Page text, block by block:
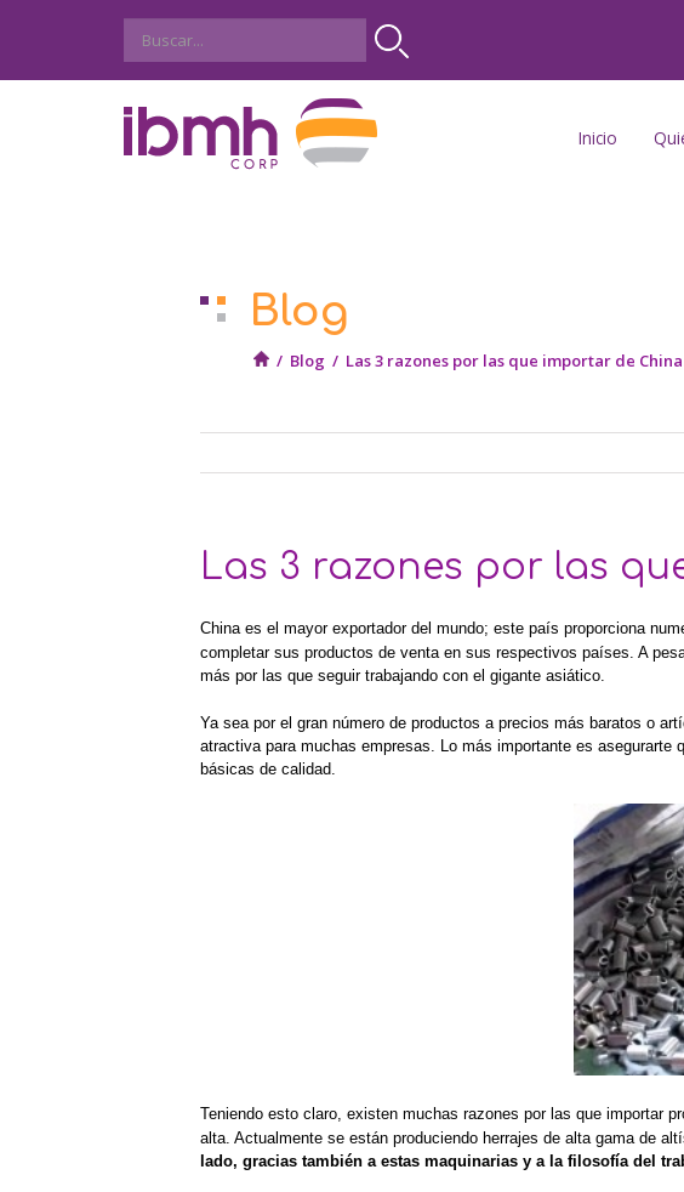
Inicio
Blog
/ Blog / Las 3 razones por las que importar de
Las 3 razones por las
China es el mayor exportador del mundo; este país proporciona
completar sus productos de venta en sus respectivos países. A
más por las que seguir trabajando con el gigante asiático.
Ya sea por el gran número de productos a precios más baratos o
atractiva para muchas empresas. Lo más importante es asegurarte
básicas de calidad.
Teniendo esto claro, existen muchas razones por las que importar
alta. Actualmente se están produciendo herrajes de alta gama de
lado, gracias también a estas maquinarias y a la filosofía del t